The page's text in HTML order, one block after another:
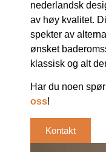
nederlandsk
av høy kvalitet.
spekter av
ønsket
klassisk og alt
Har du noen
oss!
Kontakt